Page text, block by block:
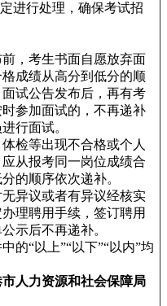
进行处理，确保考试招
，考生书面自愿放弃面
成绩从高分到低分的顺
试公告发布后，再有考
参加面试的，不再递补
行面试。
检等出现不合格或个人
从报考同一岗位成绩合
的顺序依次递补。
异议或者有异议经核实
理聘用手续，签订聘用
示后不再递补。
的“以上”“以下”“以内”均
人力资源和社会保障局